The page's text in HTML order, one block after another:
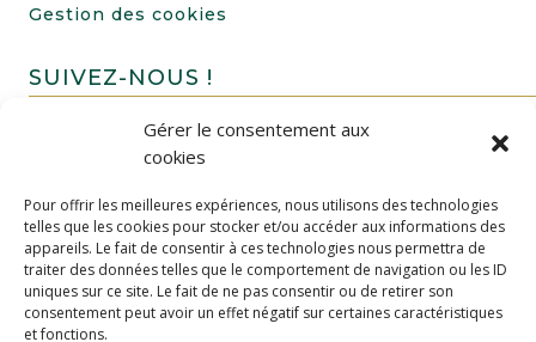
Gérer le consentement aux
cookies
Pour offrir les meilleures expériences, nous utilisons des technologies
telles que les cookies pour stocker et/ou accéder aux informations des
appareils. Le fait de consentir à ces technologies nous permettra de
traiter des données telles que le comportement de navigation ou les ID
uniques sur ce site. Le fait de ne pas consentir ou de retirer son
consentement peut avoir un effet négatif sur certaines caractéristiques
et fonctions.
Gestion des cookies
SUIVEZ-NOUS !
FAIRE UN DON